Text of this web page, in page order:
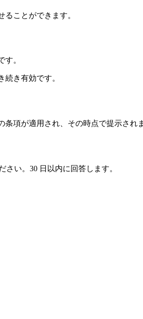
ことができます。
。
き有効です。
項が適用され、その時点で提示され
さい。30 日以内に回答します。